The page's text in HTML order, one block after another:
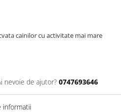
cainilor cu activitate mai mare
nevoie de ajutor? 0747693646
informatii